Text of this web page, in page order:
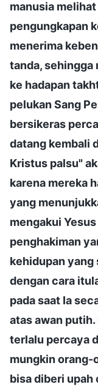
manusia
pengungkapan
menerima
tanda, sehingga
ke hadapan
pelukan Sang
bersikeras
datang kembali
Kristus palsu"
karena mereka
yang
mengakui
penghakiman
kehidupan yang
dengan cara
pada saat Ia
atas awan
terlalu percaya
mungkin orang-
bisa diberi upah